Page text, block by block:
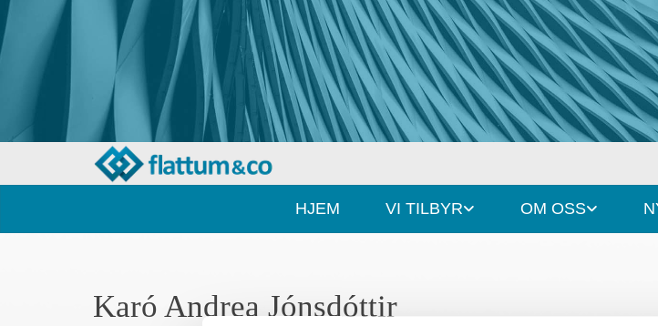
HJEM VI TILBYR OM OSS
Karó Andrea Jónsdóttir